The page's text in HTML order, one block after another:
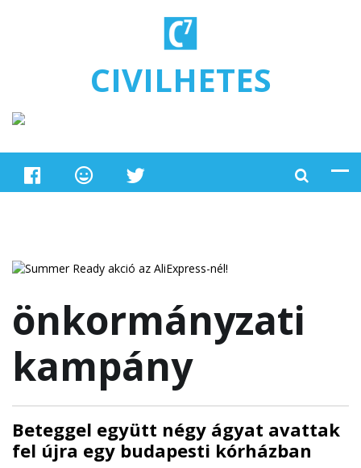
CIVILHETES
önkormányzati
kampány
Beteggel együtt négy ágyat avattak
fel újra egy budapesti kórházban